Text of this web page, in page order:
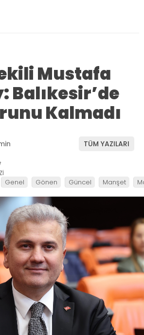
Mustafa
Balıkesir’de
Kalmadı
TÜM YAZILARI
Genel Gönen Güncel Manşet